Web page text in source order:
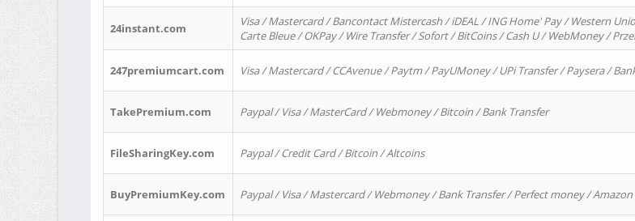
24instant.com
Visa / Mastercard / Bancontact Mistercash / iDEAL / ING Home' Pay / Western
Carte Bleue / OKPay / Wire Transfer / Sofort / BitCoins / Cash U / WebMoney /
247premiumcart.com Visa / Mastercard / CCAvenue / Paytm / PayUMoney / UPi Transfer / Paysera /
TakePremium.com Paypal / Visa / MasterCard / Webmoney / Bitcoin / Bank Transfer
FileSharingKey.com Paypal / Credit Card / Bitcoin / Altcoins
BuyPremiumKey.com Paypal / Visa / Mastercard / Webmoney / Bank Transfer / Perfect money /